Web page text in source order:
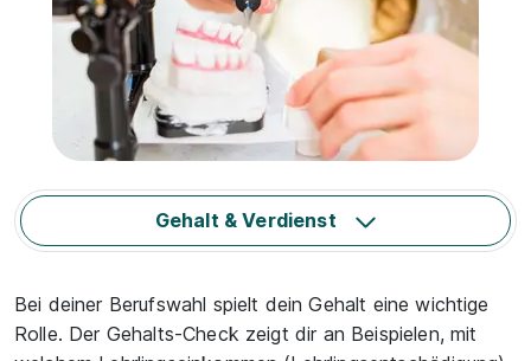
Gehalt & Verdienst
Bei deiner Berufswahl spielt dein Gehalt eine wichtige
Rolle. Der Gehalts-Check zeigt dir an Beispielen, mit